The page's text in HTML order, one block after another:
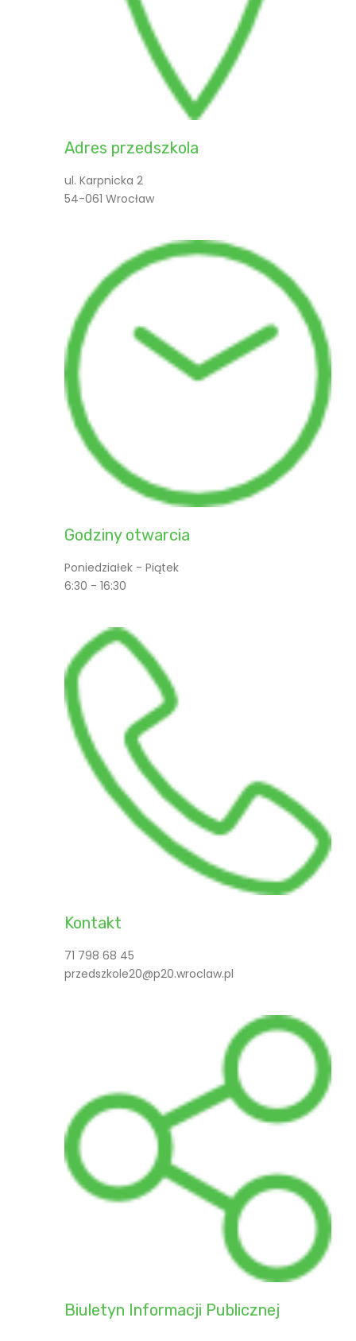
Adres przedszkola
ul. Karpnicka 2
54-061 Wrocław
Godziny otwarcia
Poniedziałek - Piątek
6:30 - 16:30
Kontakt
71 798 68 45
przedszkole20@p20.wroclaw.pl
Biuletyn Informacji Publicznej